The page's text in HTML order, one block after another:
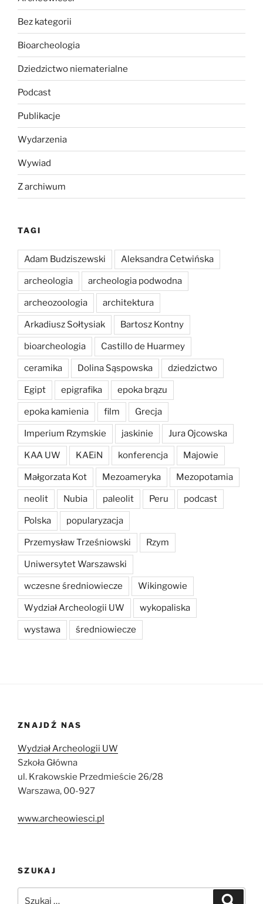
Bez kategorii
Bioarcheologia
Dziedzictwo niematerialne
Podcast
Publikacje
Wydarzenia
Wywiad
Z archiwum
TAGI
Adam Budziszewski Aleksandra Cetwińska
archeologia archeologia podwodna
archeozoologia architektura
Arkadiusz Sołtysiak Bartosz Kontny
bioarcheologia Castillo de Huarmey
ceramika Dolina Sąspowska dziedzictwo
Egipt epigrafika epoka brązu
epoka kamienia film Grecja
Imperium Rzymskie jaskinie Jura Ojcowska
KAA UW KAEiN konferencja Majowie
Małgorzata Kot Mezoameryka Mezopotamia
neolit Nubia paleolit Peru podcast
Polska popularyzacja
Przemysław Trześniowski Rzym
Uniwersytet Warszawski
wczesne średniowiecze Wikingowie
Wydział Archeologii UW wykopaliska
wystawa średniowiecze
ZNAJDŹ NAS
Wydział Archeologii UW
Szkoła Główna
ul. Krakowskie Przedmieście 26/28
Warszawa, 00-927
www.archeowiesci.pl
SZUKAJ